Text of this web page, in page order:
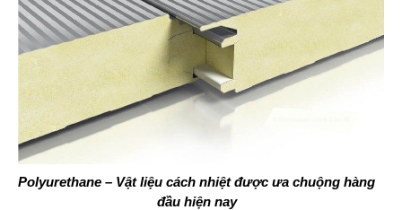
Polyurethane – Vật liệu cách nhiệt được ưa chuộng hàng
đầu hiện nay